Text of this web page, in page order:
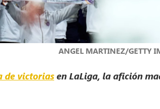
ANGEL MARTINEZ/GETTY
de victoriasen LaLiga, la afición